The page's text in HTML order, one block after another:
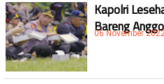
Kapolri
Bareng
06 November